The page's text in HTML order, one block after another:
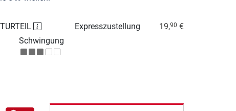
Schwingung
Expresszustellung 19,90 €